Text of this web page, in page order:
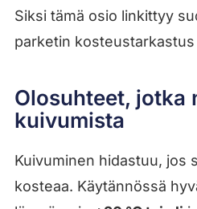
Siksi tämä osio linkittyy
parketin
Olosuhteet, jotka
kuivumista
Kuivuminen hidastuu, jos
kosteaa. Käytännössä